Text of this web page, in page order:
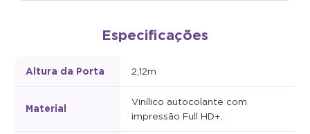
Especificações
Altura da Porta 2,12m
Material
Vinílico autocolante com
impressão Full HD+.